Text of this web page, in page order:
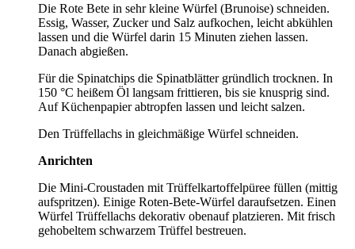
Die Rote Bete in sehr kleine Würfel (Brunoise) schneiden.
Essig, Wasser, Zucker und Salz aufkochen, leicht abkühlen
lassen und die Würfel darin 15 Minuten ziehen lassen.
Danach abgießen.
Für die Spinatchips die Spinatblätter gründlich trocknen. In
150 °C heißem Öl langsam frittieren, bis sie knusprig sind.
Auf Küchenpapier abtropfen lassen und leicht salzen.
Den Trüffellachs in gleichmäßige Würfel schneiden.
Anrichten
Die Mini-Croustaden mit Trüffelkartoffelpüree füllen (mittig
aufspritzen). Einige Roten-Bete-Würfel daraufsetzen. Einen
Würfel Trüffellachs dekorativ obenauf platzieren. Mit frisch
gehobeltem schwarzem Trüffel bestreuen.